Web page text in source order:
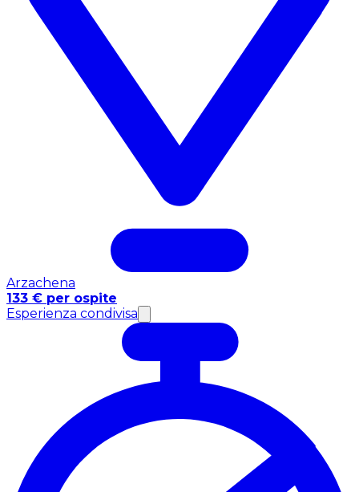
Arzachena
133 € per ospite
Esperienza condivisa